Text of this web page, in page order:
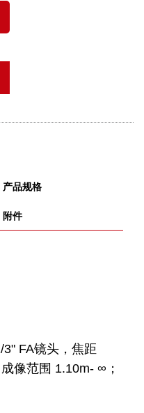
产品规格
附件
FA镜头，焦距
像范围 1.10m- ∞；